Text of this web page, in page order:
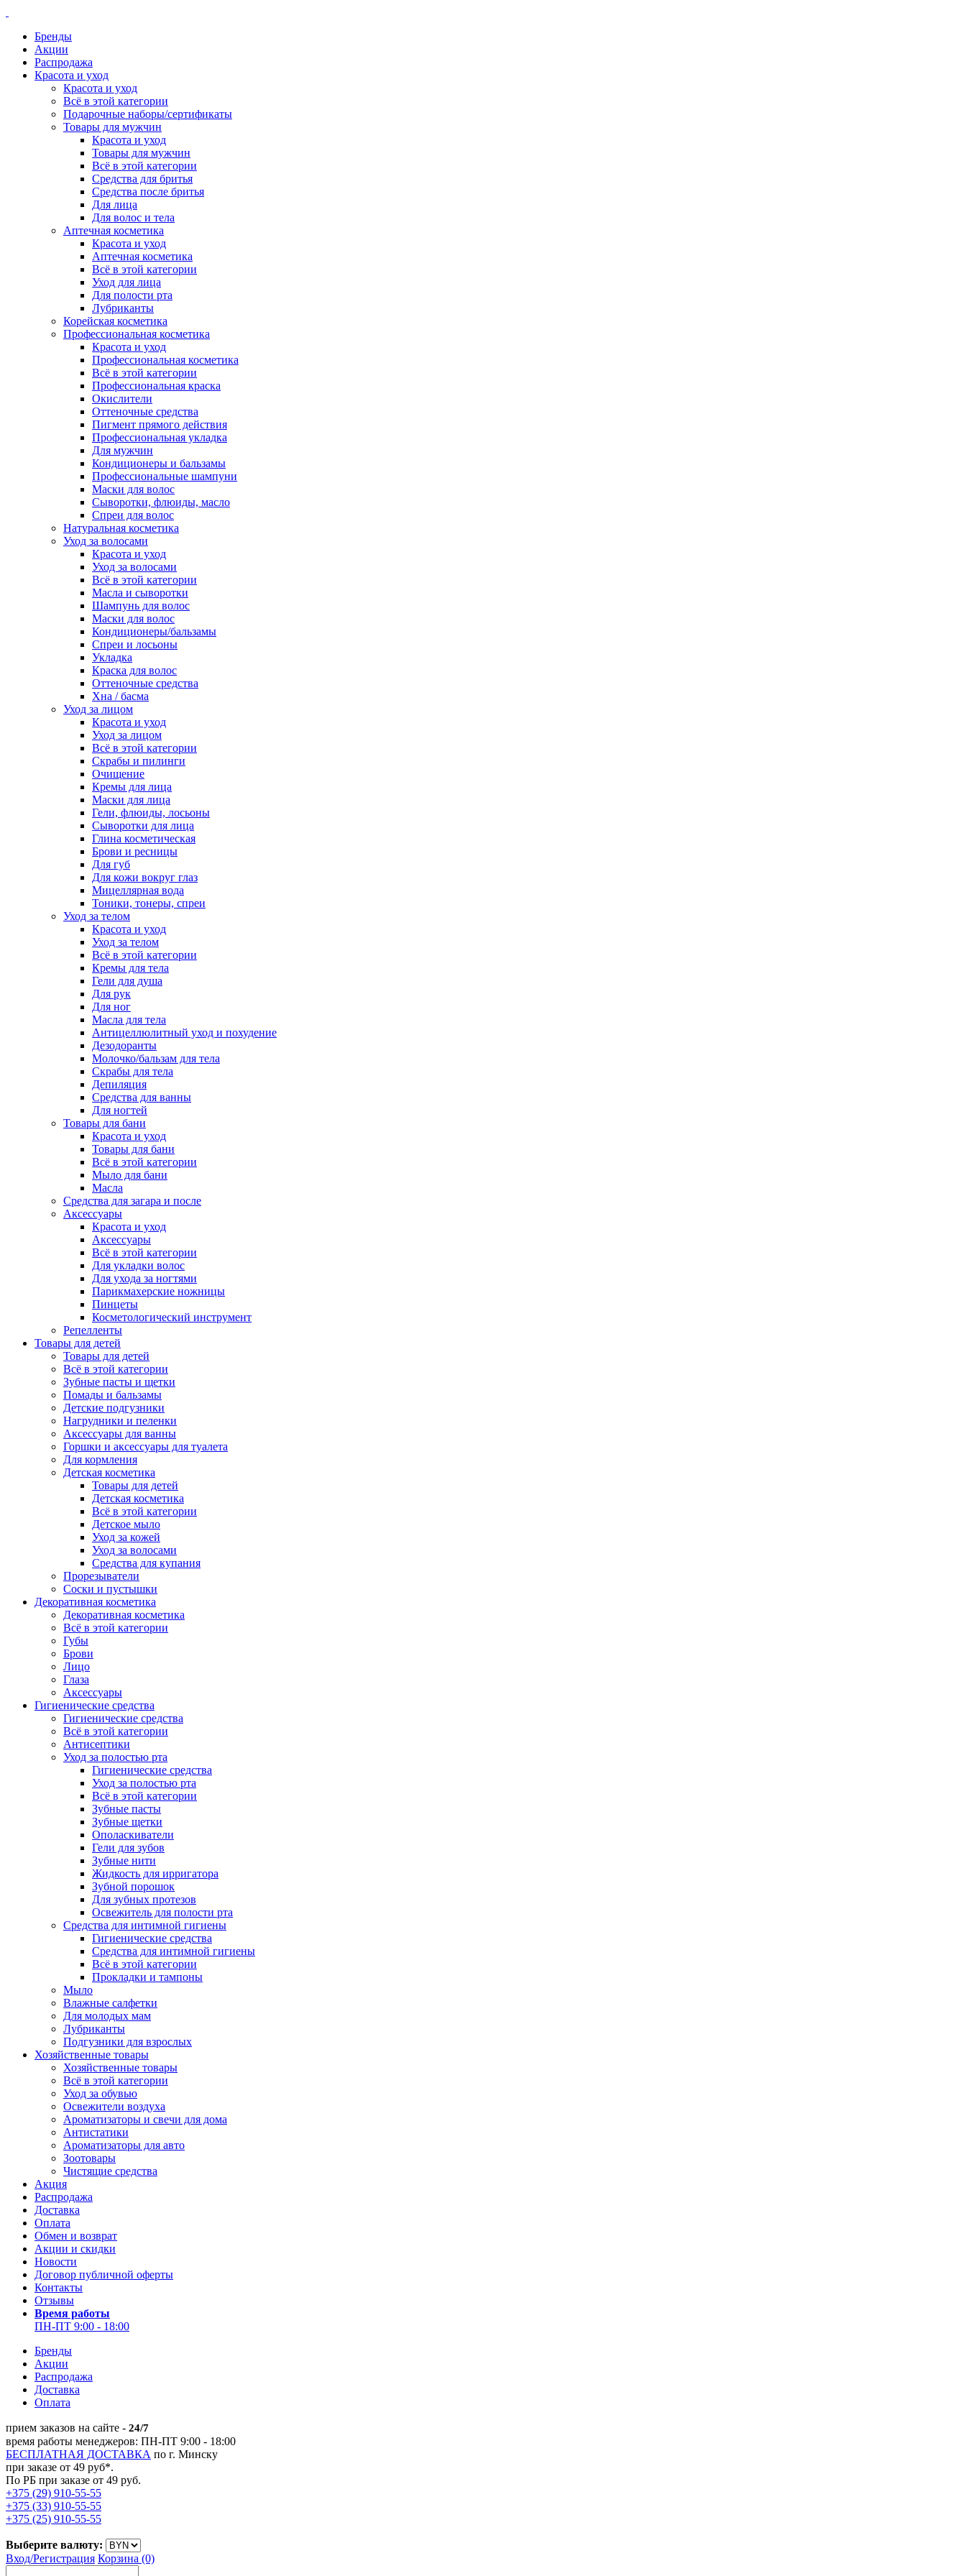
Бренды
Акции
Распродажа
Красота и уход
Красота и уход
Всё в этой категории
Подарочные наборы/сертификаты
Товары для мужчин
Красота и уход
Товары для мужчин
Всё в этой категории
Средства для бритья
Средства после бритья
Для лица
Для волос и тела
Аптечная косметика
Красота и уход
Аптечная косметика
Всё в этой категории
Уход для лица
Для полости рта
Лубриканты
Корейская косметика
Профессиональная косметика
Красота и уход
Профессиональная косметика
Всё в этой категории
Профессиональная краска
Окислители
Оттеночные средства
Пигмент прямого действия
Профессиональная укладка
Для мужчин
Кондиционеры и бальзамы
Профессиональные шампуни
Маски для волос
Сыворотки, флюиды, масло
Спреи для волос
Натуральная косметика
Уход за волосами
Красота и уход
Уход за волосами
Всё в этой категории
Масла и сыворотки
Шампунь для волос
Маски для волос
Кондиционеры/бальзамы
Спреи и лосьоны
Укладка
Краска для волос
Оттеночные средства
Хна / басма
Уход за лицом
Красота и уход
Уход за лицом
Всё в этой категории
Скрабы и пилинги
Очищение
Кремы для лица
Маски для лица
Гели, флюиды, лосьоны
Сыворотки для лица
Глина косметическая
Брови и ресницы
Для губ
Для кожи вокруг глаз
Мицеллярная вода
Тоники, тонеры, спреи
Уход за телом
Красота и уход
Уход за телом
Всё в этой категории
Кремы для тела
Гели для душа
Для рук
Для ног
Масла для тела
Антицеллюлитный уход и похудение
Дезодоранты
Молочко/бальзам для тела
Скрабы для тела
Депиляция
Средства для ванны
Для ногтей
Товары для бани
Красота и уход
Товары для бани
Всё в этой категории
Мыло для бани
Масла
Средства для загара и после
Аксессуары
Красота и уход
Аксессуары
Всё в этой категории
Для укладки волос
Для ухода за ногтями
Парикмахерские ножницы
Пинцеты
Косметологический инструмент
Репелленты
Товары для детей
Товары для детей
Всё в этой категории
Зубные пасты и щетки
Помады и бальзамы
Детские подгузники
Нагрудники и пеленки
Аксессуары для ванны
Горшки и аксессуары для туалета
Для кормления
Детская косметика
Товары для детей
Детская косметика
Всё в этой категории
Детское мыло
Уход за кожей
Уход за волосами
Средства для купания
Прорезыватели
Соски и пустышки
Декоративная косметика
Декоративная косметика
Всё в этой категории
Губы
Брови
Лицо
Глаза
Аксессуары
Гигиенические средства
Гигиенические средства
Всё в этой категории
Антисептики
Уход за полостью рта
Гигиенические средства
Уход за полостью рта
Всё в этой категории
Зубные пасты
Зубные щетки
Ополаскиватели
Гели для зубов
Зубные нити
Жидкость для ирригатора
Зубной порошок
Для зубных протезов
Освежитель для полости рта
Средства для интимной гигиены
Гигиенические средства
Средства для интимной гигиены
Всё в этой категории
Прокладки и тампоны
Мыло
Влажные салфетки
Для молодых мам
Лубриканты
Подгузники для взрослых
Хозяйственные товары
Хозяйственные товары
Всё в этой категории
Уход за обувью
Освежители воздуха
Ароматизаторы и свечи для дома
Антистатики
Ароматизаторы для авто
Зоотовары
Чистящие средства
Акция
Распродажа
Доставка
Оплата
Обмен и возврат
Акции и скидки
Новости
Договор публичной оферты
Контакты
Отзывы
Время работы
ПН-ПТ 9:00 - 18:00
Бренды
Акции
Распродажа
Доставка
Оплата
прием заказов на сайте - 24/7
время работы менеджеров: ПН-ПТ 9:00 - 18:00
БЕСПЛАТНАЯ ДОСТАВКА по г. Минску
при заказе от 49 руб*.
По РБ при заказе от 49 руб.
+375 (29) 910-55-55
+375 (33) 910-55-55
+375 (25) 910-55-55
Выберите валюту:
Вход/Регистрация Корзина (0)